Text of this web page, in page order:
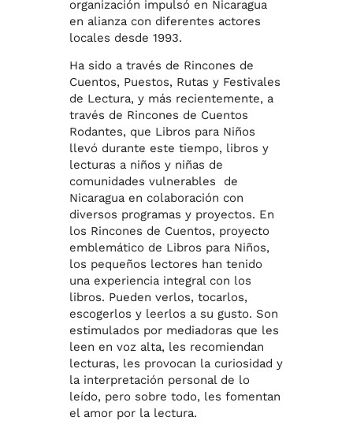
organización impulsó en Nicaragua
en alianza con diferentes actores
locales desde 1993.
Ha sido a través de Rincones de
Cuentos, Puestos, Rutas y Festivales
de Lectura, y más recientemente, a
través de Rincones de Cuentos
Rodantes, que Libros para Niños
llevó durante este tiempo, libros y
lecturas a niños y niñas de
comunidades vulnerables de
Nicaragua en colaboración con
diversos programas y proyectos. En
los Rincones de Cuentos, proyecto
emblemático de Libros para Niños,
los pequeños lectores han tenido
una experiencia integral con los
libros. Pueden verlos, tocarlos,
escogerlos y leerlos a su gusto. Son
estimulados por mediadoras que les
leen en voz alta, les recomiendan
lecturas, les provocan la curiosidad y
la interpretación personal de lo
leído, pero sobre todo, les fomentan
el amor por la lectura.